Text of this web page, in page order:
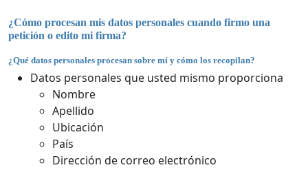
¿Cómo procesan mis datos personales cuando firmo una
petición o edito mi firma?
¿Qué datos personales procesan sobre mí y cómo los recopilan?
Datos personales que usted mismo proporciona
Nombre
Apellido
Ubicación
País
Dirección de correo electrónico